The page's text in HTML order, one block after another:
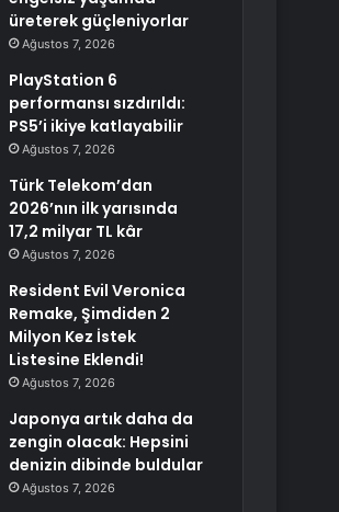
üreterek güçleniyorlar
Ağustos 7, 2026
PlayStation 6
performansı sızdırıldı:
PS5’i ikiye katlayabilir
Ağustos 7, 2026
Türk Telekom’dan
2026’nın ilk yarısında
17,2 milyar TL kâr
Ağustos 7, 2026
Resident Evil Veronica
Remake, Şimdiden 2
Milyon Kez İstek
Listesine Eklendi!
Ağustos 7, 2026
Japonya artık daha da
zengin olacak: Hepsini
denizin dibinde buldular
Ağustos 7, 2026